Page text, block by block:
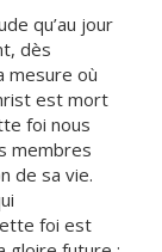
qu’au jour
dès
mesure où
est mort
foi nous
membres
de sa vie.
foi est